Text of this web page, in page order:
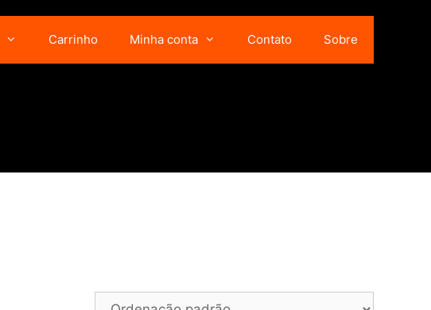
Carrinho Minha conta Contato Sobre